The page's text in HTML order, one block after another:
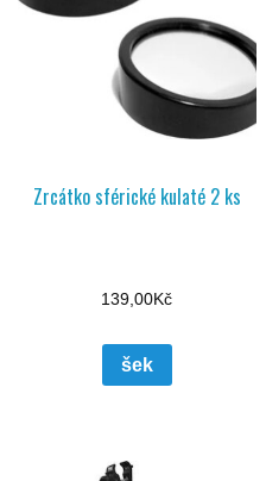
Zrcátko sférické kulaté 2 ks
139,00Kč
šek